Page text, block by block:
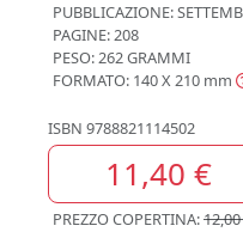
PUBBLICAZIONE:
PAGINE: 208
PESO: 262 GRAMMI
FORMATO: 140 X 210 mm
ISBN 9788821114502
11,40 €
PREZZO COPERTINA: